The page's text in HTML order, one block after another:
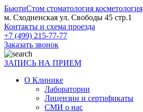
БьютиСтом стоматология косметология
м. Сходненская ул. Свободы 45 стр.1
Контакты и схема проезда
+7 (499) 215-77-77
Заказать звонок
ЗАПИСЬ НА ПРИЕМ
О Клинике
Лаборатории
Лицензии и сертификаты
СМИ о нас